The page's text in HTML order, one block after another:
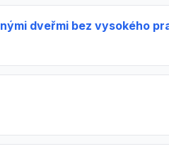
dveřmi bez vysokého